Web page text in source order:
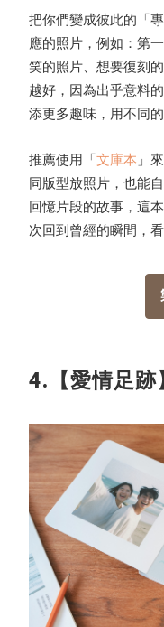
把你們變成彼此的「
應的照片，例如：第
笑的照片、想要復刻
越好，因為出乎意料
添更多趣味，用不同
推薦使用「文庫本 」
同版型放照片，也能
回憶片段的故事，這
次回到曾經的瞬間，
4.【愛情足跡